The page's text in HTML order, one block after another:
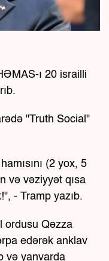
ı 20 israilli
"Truth Social"
(2 yox, 5
və vəziyyət qısa
- Tramp yazıb.
ordusu Qəzza
edərək anklav
və yanvarda